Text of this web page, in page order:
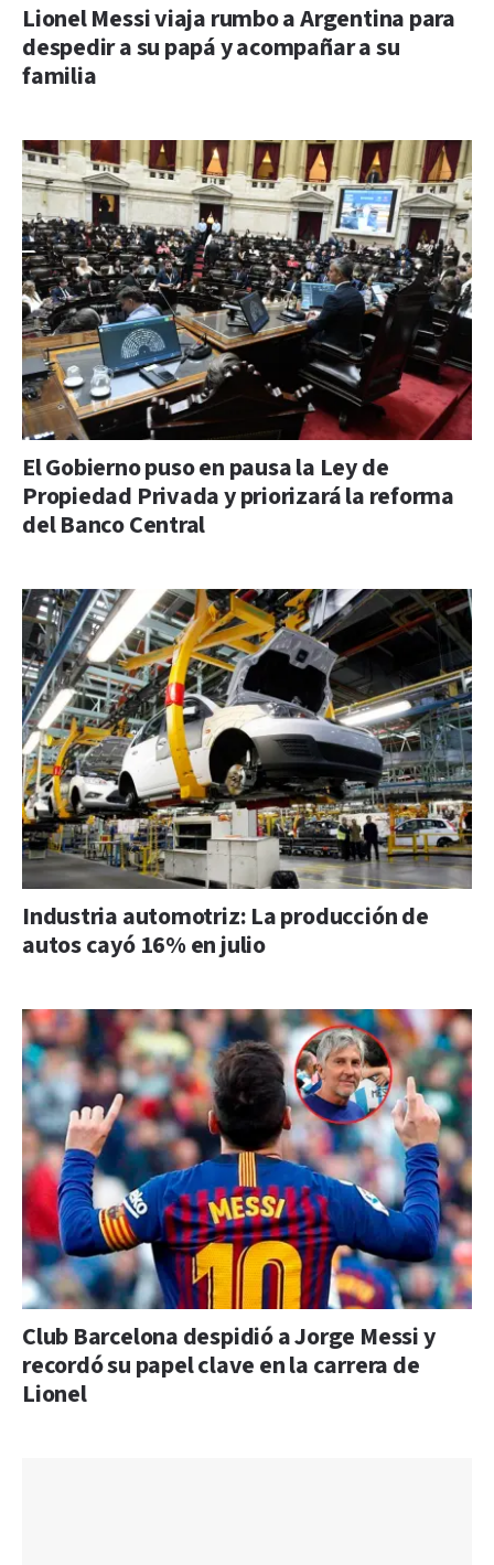
Lionel Messi viaja rumbo a Argentina para
despedir a su papá y acompañar a su
familia
El Gobierno puso en pausa la Ley de
Propiedad Privada y priorizará la reforma
del Banco Central
Industria automotriz: La producción de
autos cayó 16% en julio
Club Barcelona despidió a Jorge Messi y
recordó su papel clave en la carrera de
Lionel